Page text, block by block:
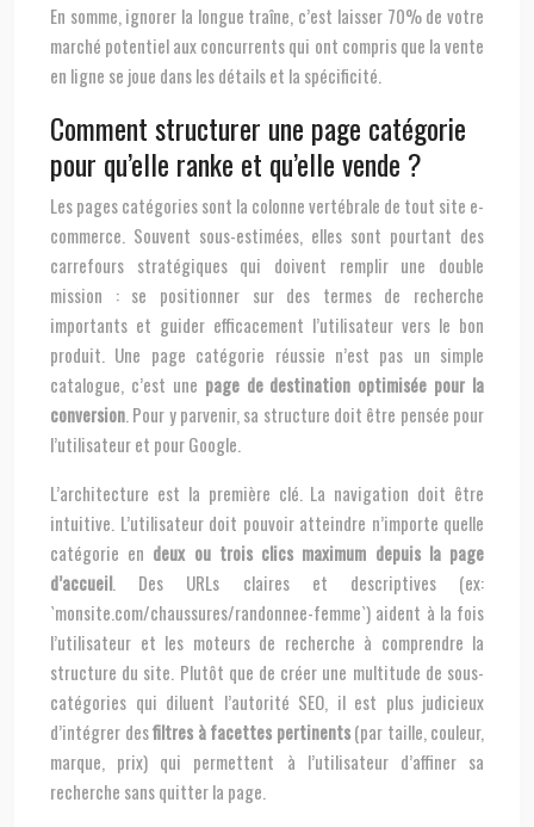
En somme, ignorer la longue traîne, c’est laisser 70% de votre
marché potentiel aux concurrents qui ont compris que la vente
en ligne se joue dans les détails et la spécificité.
Comment structurer une page catégorie
pour qu’elle ranke et qu’elle vende ?
Les pages catégories sont la colonne vertébrale de tout site e-
commerce. Souvent sous-estimées, elles sont pourtant des
carrefours stratégiques qui doivent remplir une double
mission : se positionner sur des termes de recherche
importants et guider efficacement l’utilisateur vers le bon
produit. Une page catégorie réussie n’est pas un simple
catalogue, c’est une page de destination optimisée pour la
conversion . Pour y parvenir, sa structure doit être pensée pour
l’utilisateur et pour Google.
L’architecture est la première clé. La navigation doit être
intuitive. L’utilisateur doit pouvoir atteindre n’importe quelle
catégorie en deux ou trois clics maximum depuis la page
d’accueil. Des URLs claires et descriptives (ex:
`monsite.com/chaussures/randonnee-femme`) aident à la fois
l’utilisateur et les moteurs de recherche à comprendre la
structure du site. Plutôt que de créer une multitude de sous-
catégories qui diluent l’autorité SEO, il est plus judicieux
d’intégrer desfiltres à facettes pertinents(par taille, couleur,
marque, prix) qui permettent à l’utilisateur d’affiner sa
recherche sans quitter la page.